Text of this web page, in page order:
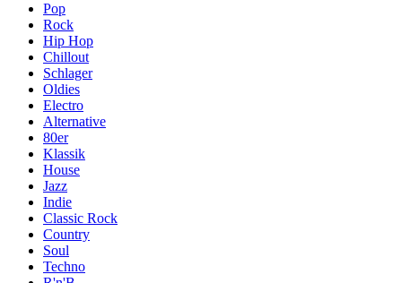
Pop
Rock
Hip Hop
Chillout
Schlager
Oldies
Electro
Alternative
80er
Klassik
House
Jazz
Indie
Classic Rock
Country
Soul
Techno